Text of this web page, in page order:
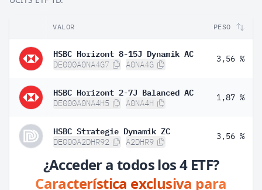
VALOR PESO
HSBC Horizont 8-15J Dynamik AC
DE000A0NA4G7 A0NA4G
3,56 %
HSBC Horizont 2-7J Balanced AC
DE000A0NA4H5 A0NA4H
1,87 %
HSBC Strategie Dynamik ZC
DE000A2DHR92 A2DHR9
3,56 %
¿Acceder a todos los 4 ETF?
Característica exclusiva para